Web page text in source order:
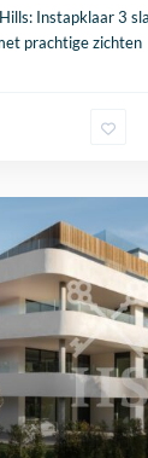
Instapklaar 3
prachtige